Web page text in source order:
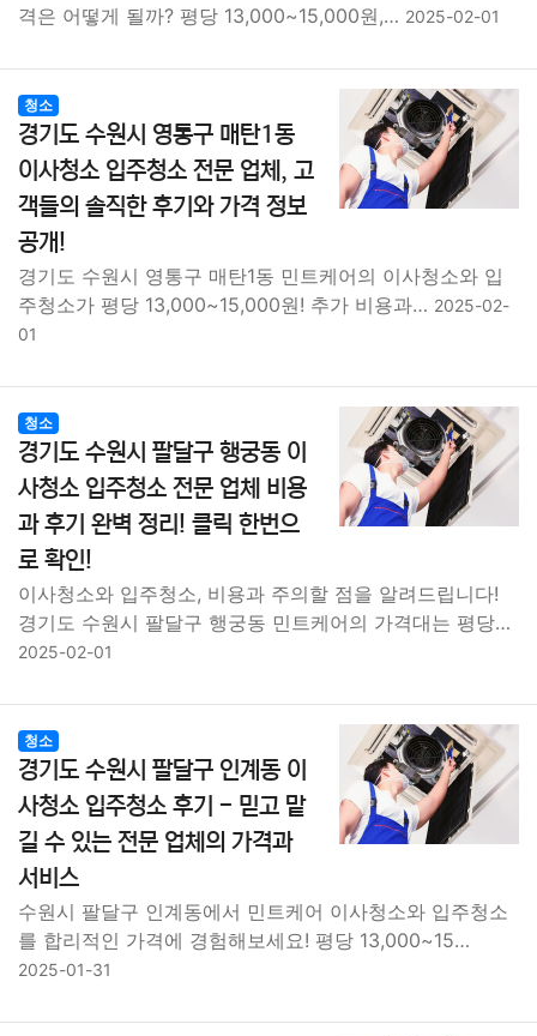
격은 어떻게 될까? 평당 13,000~15,000원,… 2025-02-01
청소
경기도 수원시 영통구 매탄1동
이사청소 입주청소 전문 업체, 고
객들의 솔직한 후기와 가격 정보
공개!
경기도 수원시 영통구 매탄1동 민트케어의 이사청소와 입
주청소가 평당 13,000~15,000원! 추가 비용과… 2025-02-
01
청소
경기도 수원시 팔달구 행궁동 이
사청소 입주청소 전문 업체 비용
과 후기 완벽 정리! 클릭 한번으
로 확인!
이사청소와 입주청소, 비용과 주의할 점을 알려드립니다!
경기도 수원시 팔달구 행궁동 민트케어의 가격대는 평당…
2025-02-01
청소
경기도 수원시 팔달구 인계동 이
사청소 입주청소 후기 - 믿고 맡
길 수 있는 전문 업체의 가격과
서비스
수원시 팔달구 인계동에서 민트케어 이사청소와 입주청소
를 합리적인 가격에 경험해보세요! 평당 13,000~15…
2025-01-31